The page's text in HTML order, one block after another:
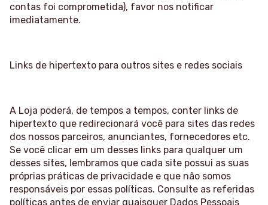
contas foi comprometida), favor nos notificar
imediatamente.
Links de hipertexto para outros sites e redes sociais
A Loja poderá, de tempos a tempos, conter links de
hipertexto que redirecionará você para sites das redes
dos nossos parceiros, anunciantes, fornecedores etc.
Se você clicar em um desses links para qualquer um
desses sites, lembramos que cada site possui as suas
próprias práticas de privacidade e que não somos
responsáveis por essas políticas. Consulte as referidas
políticas antes de enviar quaisquer Dados Pessoais